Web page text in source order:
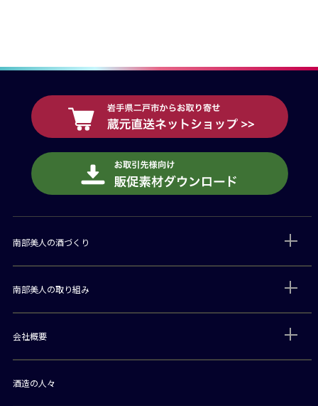
南部美人の酒づくり
南部美人の取り組み
会社概要
酒造の人々